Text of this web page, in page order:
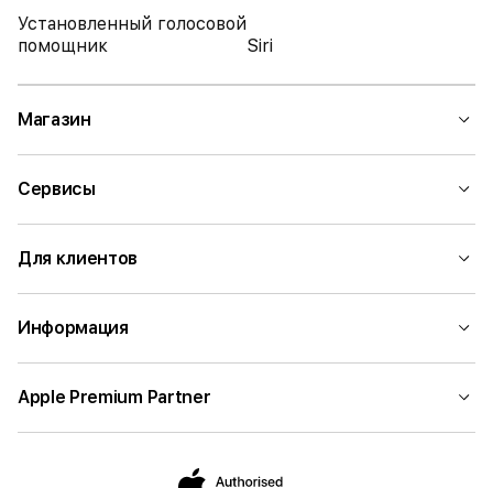
Установленный голосовой
помощник
Siri
Магазин
Сервисы
Для клиентов
Информация
Apple Premium Partner